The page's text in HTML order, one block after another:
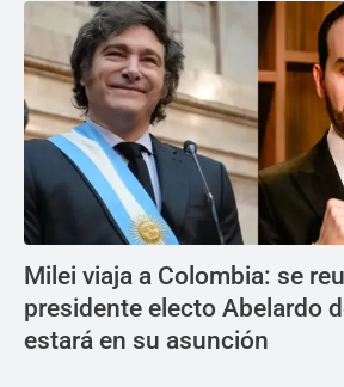
Milei viaja a Colombia: se
presidente electo Abelardo
estará en su asunción